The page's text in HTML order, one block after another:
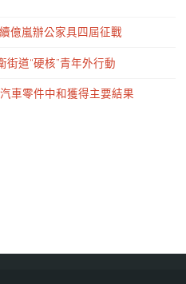
億嵐辦公家具四屆征戰
街道“硬核”青年外行動
車零件中和獲得主要結果